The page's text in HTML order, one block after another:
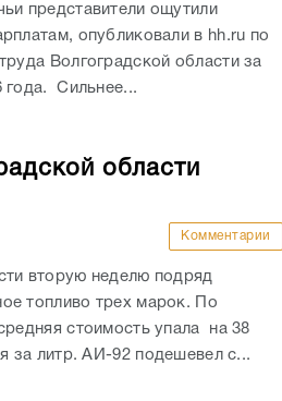
представители ощутили
опубликовали в hh.ru по
Волгоградской области за
года. Сильнее...
области
Комментарии
вторую неделю подряд
топливо трех марок. По
стоимость упала на 38
за литр. АИ-92 подешевел с...